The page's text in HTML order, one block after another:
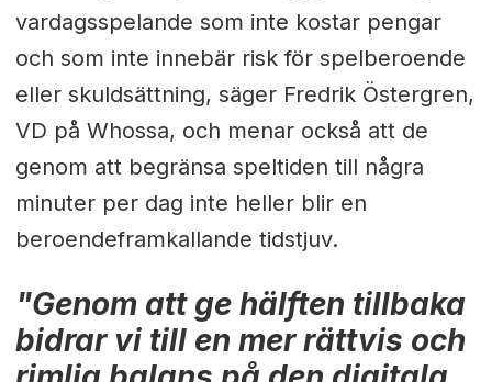
vardagsspelande som inte kostar pengar
och som inte innebär risk för spelberoende
eller skuldsättning, säger Fredrik Östergren,
VD på Whossa, och menar också att de
genom att begränsa speltiden till några
minuter per dag inte heller blir en
beroendeframkallande tidstjuv.
"Genom att ge hälften tillbaka
bidrar vi till en mer rättvis och